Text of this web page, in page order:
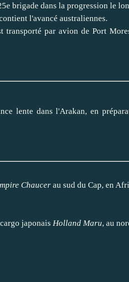
brigade dans la progression le
l'avancé australiennes.
par avion de Port
lente dans l'Arakan, en
Chaucer au sud du Cap, en
japonais Holland Maru, au